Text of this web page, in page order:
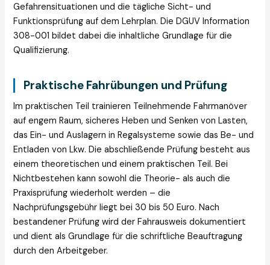
Gefahrensituationen und die tägliche Sicht- und
Funktionsprüfung auf dem Lehrplan. Die DGUV Information
308-001 bildet dabei die inhaltliche Grundlage für die
Qualifizierung.
Praktische Fahrübungen und Prüfung
Im praktischen Teil trainieren Teilnehmende Fahrmanöver
auf engem Raum, sicheres Heben und Senken von Lasten,
das Ein- und Auslagern in Regalsysteme sowie das Be- und
Entladen von Lkw. Die abschließende Prüfung besteht aus
einem theoretischen und einem praktischen Teil. Bei
Nichtbestehen kann sowohl die Theorie- als auch die
Praxisprüfung wiederholt werden – die
Nachprüfungsgebühr liegt bei 30 bis 50 Euro. Nach
bestandener Prüfung wird der Fahrausweis dokumentiert
und dient als Grundlage für die schriftliche Beauftragung
durch den Arbeitgeber.